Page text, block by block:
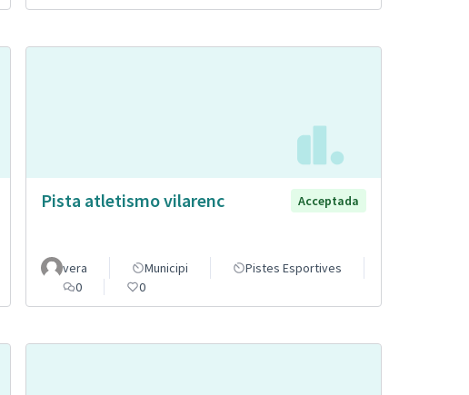
Pista atletismo vilarenc Acceptada
vera Municipi
Pistes Esportives
0
0